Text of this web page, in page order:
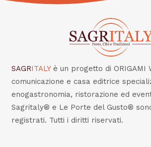
SAGRITALY è un progetto di ORIGAMI
comunicazione e casa editrice
enogastronomia, ristorazione ed
Sagritaly® e Le Porte del Gusto®
registrati. Tutti i diritti riservati.